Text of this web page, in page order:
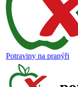
Potraviny na pranýři